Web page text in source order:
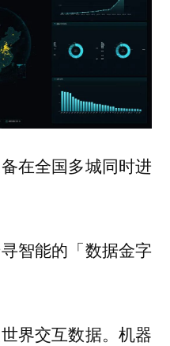
在全国多城同时进
智能的「数据金字
界交互数据。 机器